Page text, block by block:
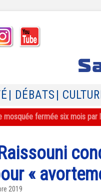
| DÉBATS |
mosquée fermée six mois
«
2019